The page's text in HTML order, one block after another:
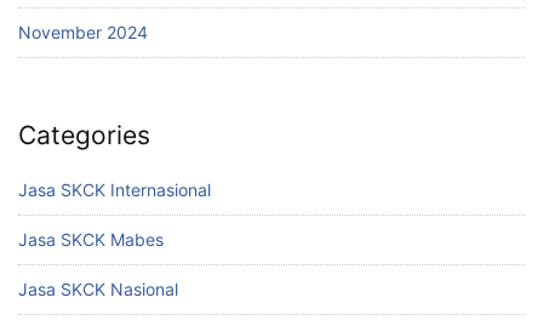
November 2024
Categories
Jasa SKCK Internasional
Jasa SKCK Mabes
Jasa SKCK Nasional